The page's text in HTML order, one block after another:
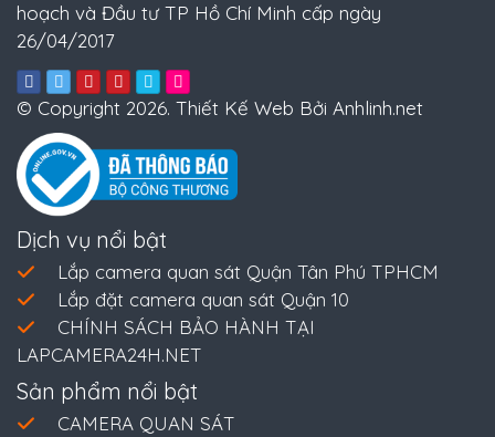
hoạch và Đầu tư TP Hồ Chí Minh cấp ngày
26/04/2017
© Copyright 2026. Thiết Kế Web Bởi Anhlinh.net
Dịch vụ nổi bật
Lắp camera quan sát Quận Tân Phú TPHCM
Lắp đặt camera quan sát Quận 10
CHÍNH SÁCH BẢO HÀNH TẠI
LAPCAMERA24H.NET
Sản phẩm nổi bật
CAMERA QUAN SÁT